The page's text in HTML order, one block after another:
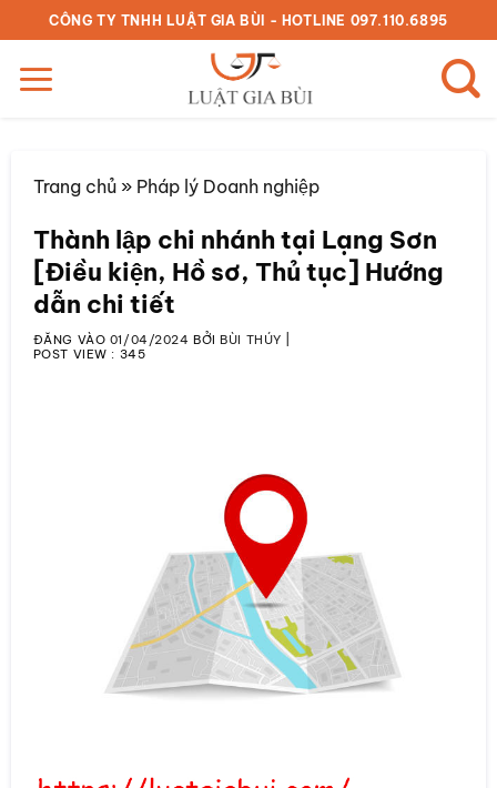
qua
nội
dung
CÔNG TY TNHH LUẬT GIA BÙI - HOTLINE 097.110.6895
Trang chủ» Pháp lý Doanh nghiệp
Thành lập chi nhánh tại Lạng Sơn
[Điều kiện, Hồ sơ, Thủ tục] Hướng
dẫn chi tiết
ĐĂNG VÀO 01/04/2024 BỞIBÙI THÚY
POST VIEW : 345